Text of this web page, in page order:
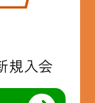
規入会